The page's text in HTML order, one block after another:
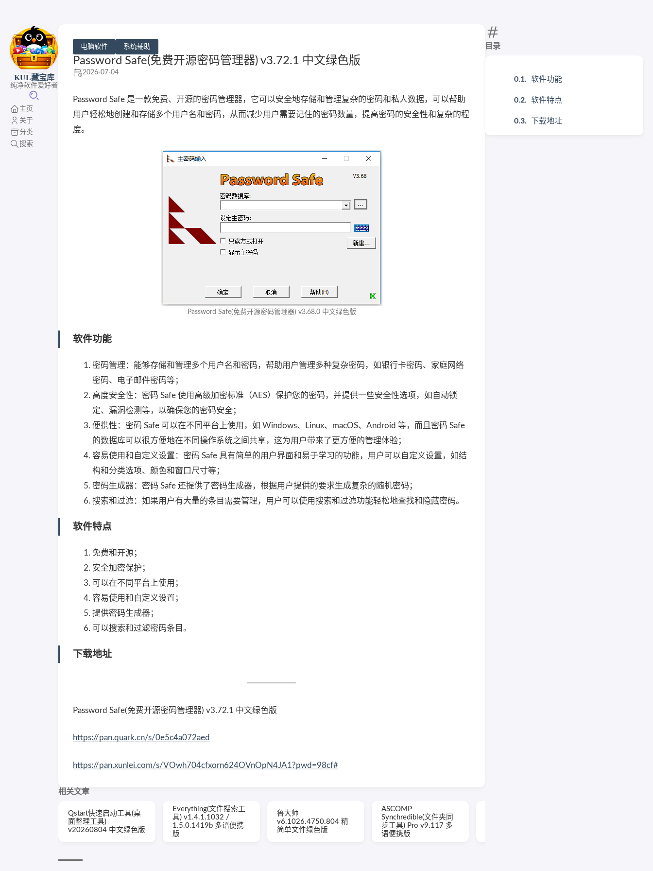
KUL藏宝库
纯净软件爱好者
主页
关于
分类
搜索
目录
软件功能
软件特点
下载地址
电脑软件 系统辅助
Password Safe(免费开源密码管理器) v3.72.1 中文绿色版
2026-07-04
Password Safe 是一款免费、开源的密码管理器，它可以安全地存储和管理复杂的密码和私人数据，可以帮助
用户轻松地创建和存储多个用户名和密码，从而减少用户需要记住的密码数量，提高密码的安全性和复杂的程
度。
Password Safe(免费开源密码管理器) v3.68.0 中文绿色版
软件功能
密码管理：能够存储和管理多个用户名和密码，帮助用户管理多种复杂密码，如银行卡密码、家庭网络
密码、电子邮件密码等；
高度安全性：密码 Safe 使用高级加密标准（AES）保护您的密码，并提供一些安全性选项，如自动锁
定、漏洞检测等，以确保您的密码安全；
便携性：密码 Safe 可以在不同平台上使用，如 Windows、Linux、macOS、Android 等，而且密码 Safe
的数据库可以很方便地在不同操作系统之间共享，这为用户带来了更方便的管理体验；
容易使用和自定义设置：密码 Safe 具有简单的用户界面和易于学习的功能，用户可以自定义设置，如结
构和分类选项、颜色和窗口尺寸等；
密码生成器：密码 Safe 还提供了密码生成器，根据用户提供的要求生成复杂的随机密码；
搜索和过滤：如果用户有大量的条目需要管理，用户可以使用搜索和过滤功能轻松地查找和隐藏密码。
软件特点
免费和开源；
安全加密保护；
可以在不同平台上使用；
容易使用和自定义设置；
提供密码生成器；
可以搜索和过滤密码条目。
下载地址
Password Safe(免费开源密码管理器) v3.72.1 中文绿色版
https://pan.quark.cn/s/0e5c4a072aed
https://pan.xunlei.com/s/VOwh704cfxorn624OVnOpN4JA1?pwd=98cf#
相关文章
Qstart快速启动工具(桌
面整理工具)
v20260804 中文绿色版
Everything(文件搜索工
具) v1.4.1.1032 /
1.5.0.1419b 多语便携
版
鲁大师
v6.1026.4750.804 精
简单文件绿色版
ASCOMP
Synchredible(文件夹同
步工具) Pro v9.117 多
语便携版